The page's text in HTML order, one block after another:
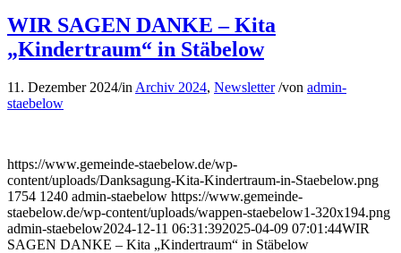
WIR SAGEN DANKE – Kita
„Kindertraum“ in Stäbelow
11. Dezember 2024/in Archiv 2024, Newsletter /von admin-
staebelow
https://www.gemeinde-staebelow.de/wp-
content/uploads/Danksagung-Kita-Kindertraum-in-Staebelow.png
1754 1240 admin-staebelow https://www.gemeinde-
staebelow.de/wp-content/uploads/wappen-staebelow1-320x194.png
admin-staebelow2024-12-11 06:31:392025-04-09 07:01:44WIR
SAGEN DANKE – Kita „Kindertraum“ in Stäbelow